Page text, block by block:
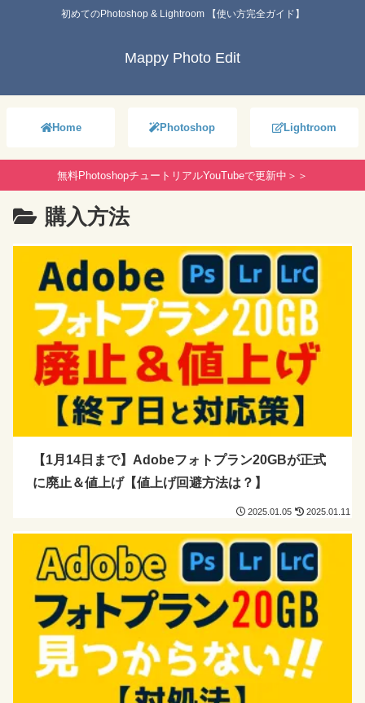
初めてのPhotoshop & Lightroom 【使い方完全ガイド】
Mappy Photo Edit
Home Photoshop Lightroom
無料PhotoshopチュートリアルYouTubeで更新中＞＞
購入方法
【1月14日まで】Adobeフォトプラン20GBが正式
に廃止＆値上げ【値上げ回避方法は？】
2025.01.05 2025.01.11